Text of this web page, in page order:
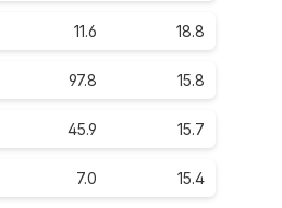
11.6 18.8
97.8 15.8
45.9 15.7
7.0 15.4